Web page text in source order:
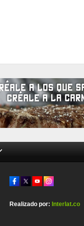
Realizado por:Interlat.co